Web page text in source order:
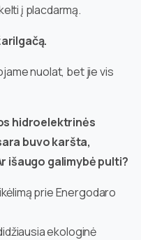
į placdarmą.
nuolat, bet jie vis
hidroelektrinės
buvo karšta,
išaugo galimybė pulti?
prie Energodaro
ekologinė